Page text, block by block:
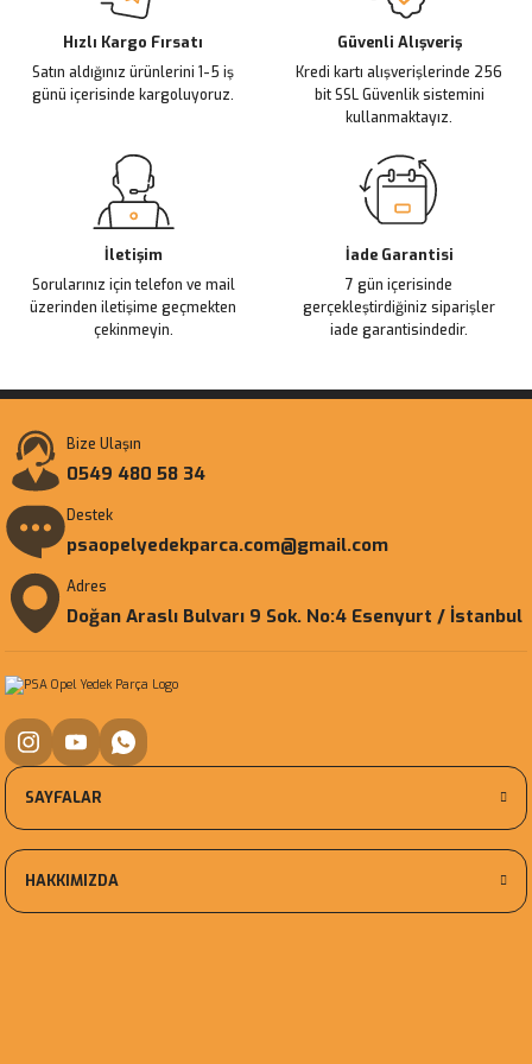
Ürün bilgilerinde hatalar bulunuyor.
Ürün fiyatı diğer sitelerden daha pahalı.
Bu ürüne benzer farklı alternatifler olmalı.
Hızlı Kargo Fırsatı
Satın aldığınız ürünlerini 1-5 iş
günü içerisinde kargoluyoruz.
Güvenli Alışveriş
Kredi kartı alışverişlerinde 256
bit SSL Güvenlik sistemini
kullanmaktayız.
İletişim
Sorularınız için telefon ve mail
üzerinden iletişime geçmekten
çekinmeyin.
İade Garantisi
7 gün içerisinde
gerçekleştirdiğiniz siparişler
iade garantisindedir.
Bize Ulaşın
0549 480 58 34
Destek
psaopelyedekparca.com@gmail.com
Adres
Doğan Araslı Bulvarı 9 Sok. No:4 Esenyurt / İstanbul
SAYFALAR
HAKKIMIZDA